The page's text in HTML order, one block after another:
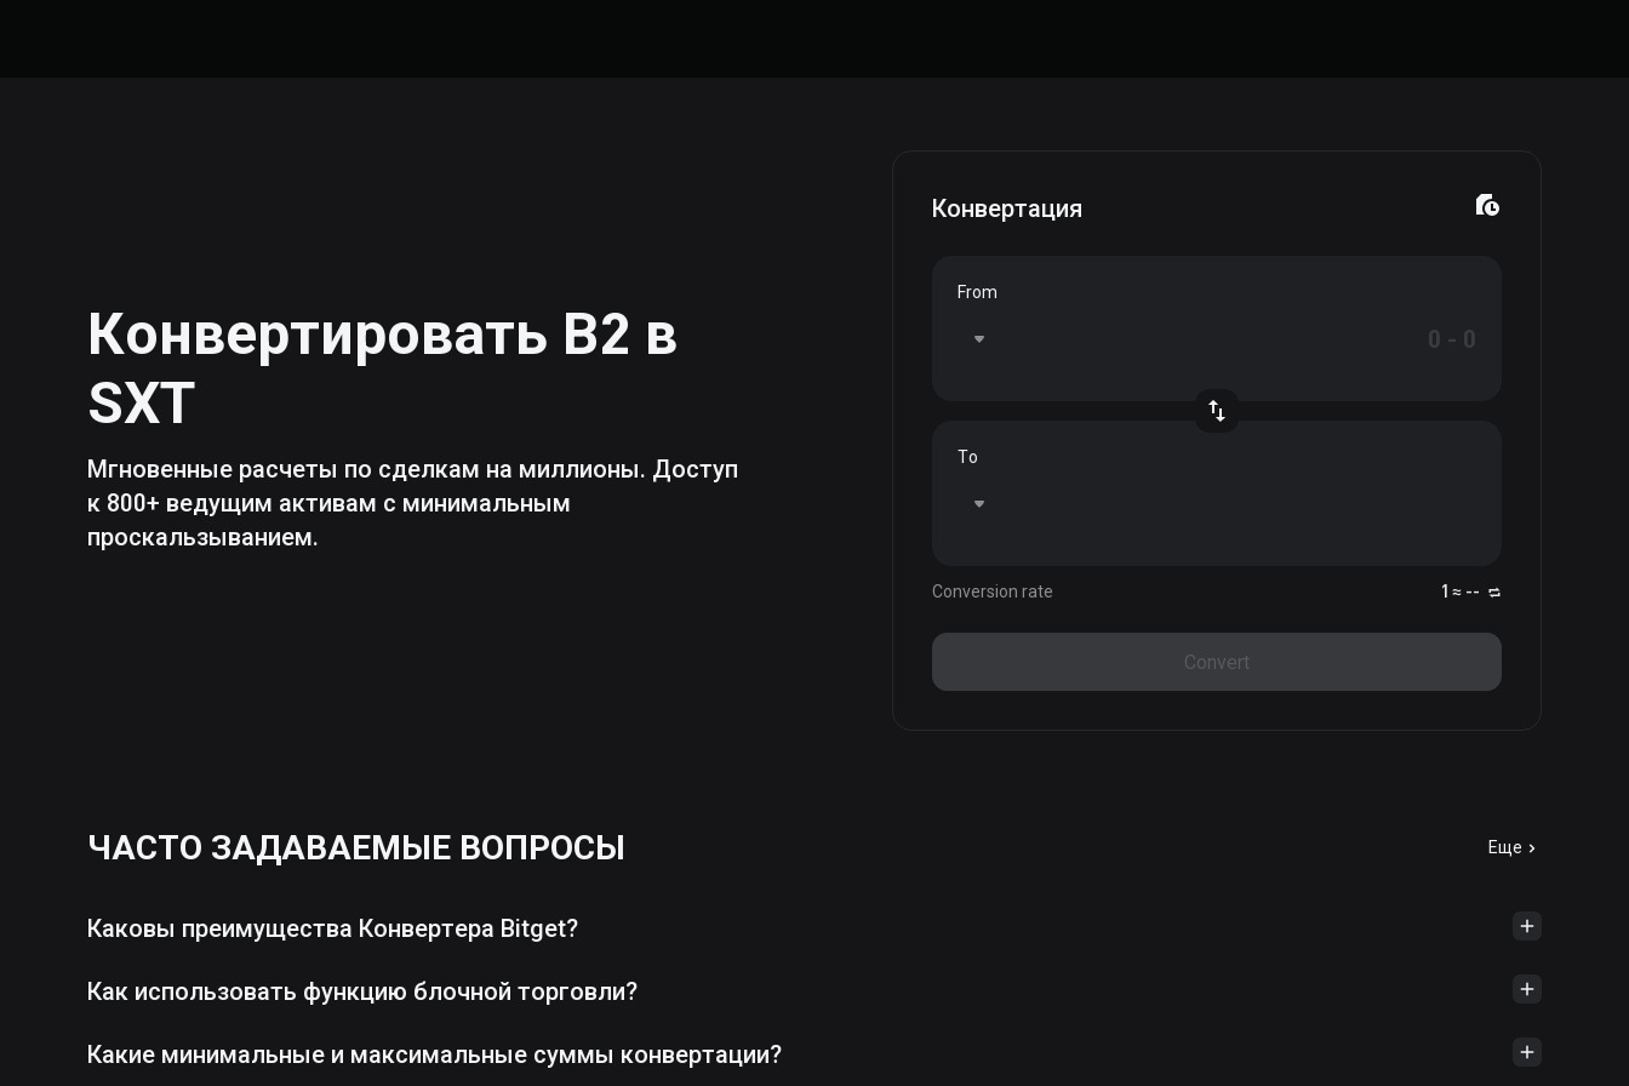
Конвертировать B2 в
SXT
Мгновенные расчеты по сделкам на миллионы. Доступ
к 800+ ведущим активам с минимальным
проскальзыванием.
Конвертация
From
To
Conversion rate 1 ≈ --
Convert
ЧАСТО ЗАДАВАЕМЫЕ ВОПРОСЫ Еще
Каковы преимущества Конвертера Bitget?
Как использовать функцию блочной торговли?
Какие минимальные и максимальные суммы конвертации?